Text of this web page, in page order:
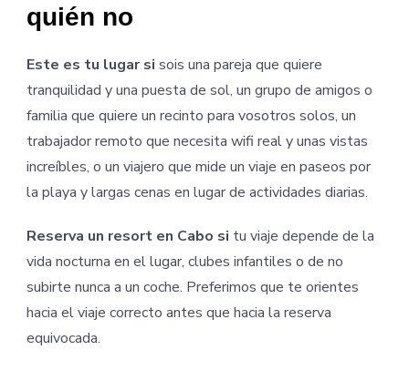
quién no
Este es tu lugar si sois una pareja que quiere
tranquilidad y una puesta de sol, un grupo de amigos o
familia que quiere un recinto para vosotros solos, un
trabajador remoto que necesita wifi real y unas vistas
increíbles, o un viajero que mide un viaje en paseos por
la playa y largas cenas en lugar de actividades diarias.
Reserva un resort en Cabo si tu viaje depende de la
vida nocturna en el lugar, clubes infantiles o de no
subirte nunca a un coche. Preferimos que te orientes
hacia el viaje correcto antes que hacia la reserva
equivocada.